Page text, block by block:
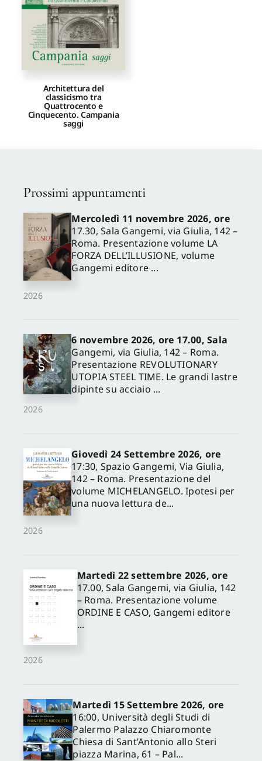
Proposte di pubblicazione
Gangemi Editore
Newsletter
Architettura del
classicismo tra
Quattrocento e
Cinquecento. Campania
saggi
Prossimi appuntamenti
2026
Mercoledì 11 novembre 2026, ore
17.30, Sala Gangemi, via Giulia, 142 –
Roma. Presentazione volume LA
FORZA DELL’ILLUSIONE, volume
Gangemi editore ...
2026
6 novembre 2026, ore 17.00, Sala
Gangemi, via Giulia, 142 – Roma.
Presentazione REVOLUTIONARY
UTOPIA STEEL TIME. Le grandi lastre
dipinte su acciaio ...
2026
Giovedì 24 Settembre 2026, ore
17:30, Spazio Gangemi, Via Giulia,
142 – Roma. Presentazione del
volume MICHELANGELO. Ipotesi per
una nuova lettura de...
2026
Martedì 22 settembre 2026, ore
17.00, Sala Gangemi, via Giulia, 142
– Roma. Presentazione volume
ORDINE E CASO, Gangemi editore
...
Martedì 15 Settembre 2026, ore
16:00, Università degli Studi di
Palermo Palazzo Chiaromonte
Chiesa di Sant’Antonio allo Steri
piazza Marina, 61 – Pal...